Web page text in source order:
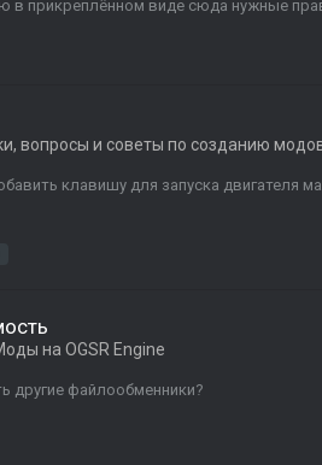
в прикреплённом виде сюда нужные
вопросы и советы по созданию
клавишу для запуска двигателя
на OGSR Engine
другие файлообменники?